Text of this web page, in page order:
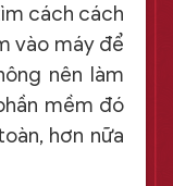
cách cách
vào máy để
nên làm
mềm đó
hơn nữa